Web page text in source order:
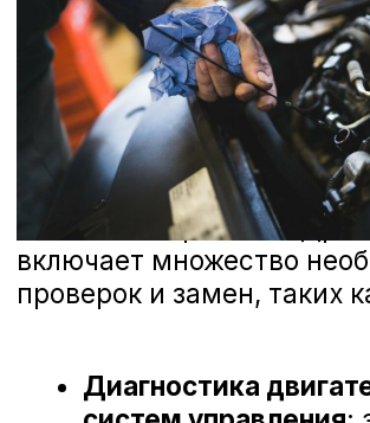
Наши специалисты проходят регулярное
обучение и используют последние
технологии для диагностики и ремонта
вашего автомобиля. Мы ценим каждое
ваше мнение и готовы рассмотреть
любые предложения, чтобы сделать наш
сервис еще лучше. Ниже вы можете
ознакомиться с отзывами наших
клиентов, которые уже оценили высокий
уровень профессионализма наших
Драйв KIA.